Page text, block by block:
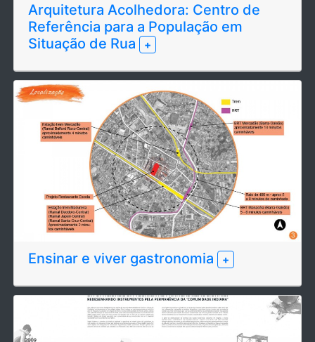
Arquitetura Acolhedora: Centro de
Referência para a População em
Situação de Rua
+
Ensinar e viver gastronomia +